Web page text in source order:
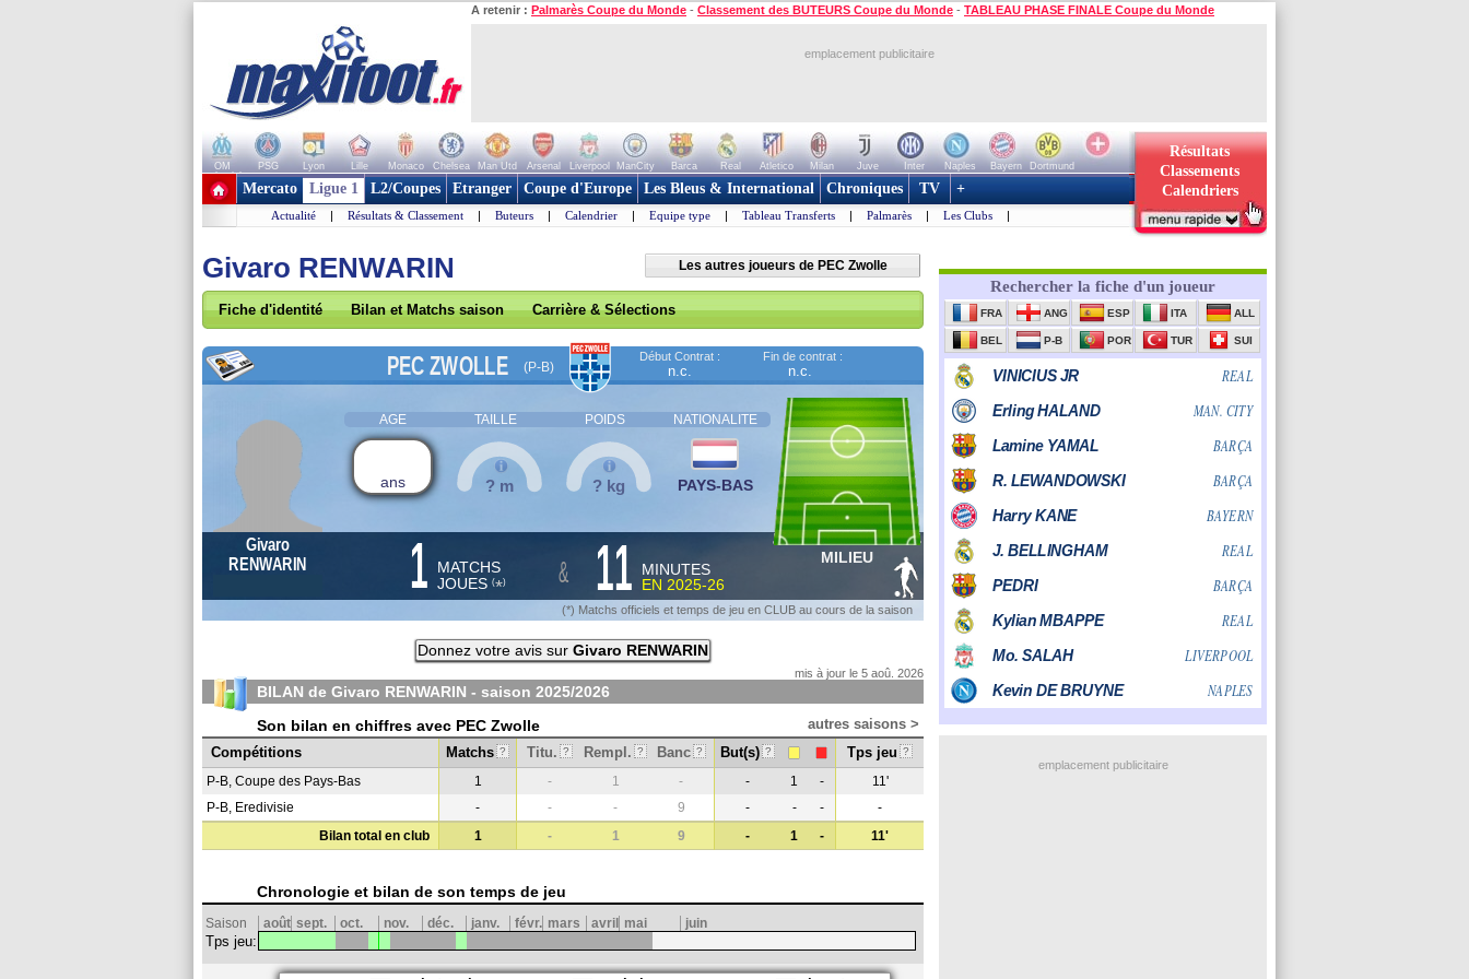
A retenir : Palmarès Coupe du Monde - Classement des BUTEURS Coupe du Monde - TABLEAU PHASE FINALE Coupe du Monde
emplacement publicitaire
OM PSG Lyon Lille Monaco Chelsea Man Utd Arsenal Liverpool ManCity Barca Real Atletico Milan Juve Inter Naples Bayern
Dortmund
+ de clubs
Résultats
Classements
Calendriers
Mercato Ligue 1 L2/Coupes Etranger Coupe d'Europe Les Bleus & International Chroniques TV +
Actualité | Résultats & Classement | Buteurs | Calendrier | Equipe type | Tableau Transferts | Palmarès | Les Clubs |
Givaro RENWARIN Les autres joueurs de PEC Zwolle
Fiche d'identité Bilan et Matchs saison Carrière & Sélections
PEC ZWOLLE (P-B)
Début Contrat :
n.c.
Fin de contrat :
n.c.
AGE TAILLE POIDS NATIONALITE
ans ? m ? kg PAYS-BAS
Givaro
RENWARIN
1 MATCHS
JOUES (*) & 11
MINUTES
EN 2025-26
MILIEU
(*) Matchs officiels et temps de jeu en CLUB au cours de la saison
Donnez votre avis sur Givaro RENWARIN
mis à jour le 5 aoû. 2026
BILAN de Givaro RENWARIN - saison 2025/2026
Son bilan en chiffres avec PEC Zwolle
autres saisons >
Compétitions
Matchs ? Titu. ? Rempl. ? Banc ? But(s) ? Tps jeu ?
P-B, Coupe des Pays-Bas 1 - 1 - - 1 -
11'
P-B, Eredivisie
- - - 9 - - -
-
Bilan total en club
1 - 1 9 - 1 - 11'
Chronologie et bilan de son temps de jeu
Saison août sept. oct. nov. déc. janv. févr. mars avril mai juin
Tps jeu:
emplacement publicitaire